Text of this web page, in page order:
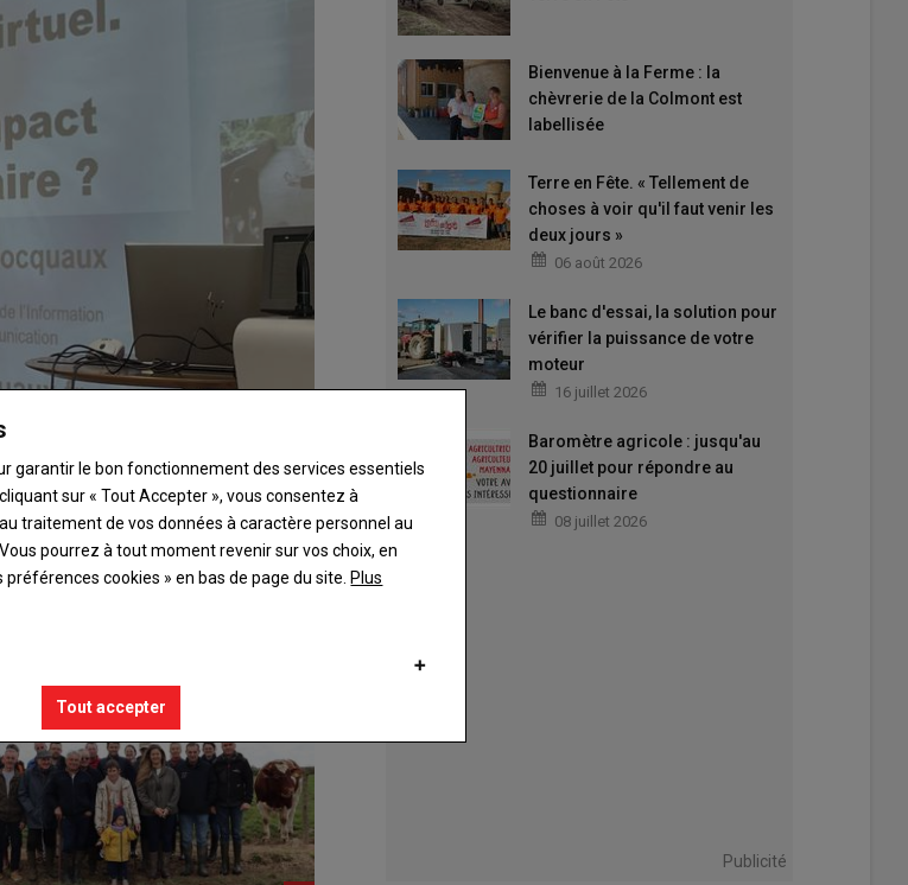
de la Mayenne a tenu…
Bienvenue à la Ferme : la
chèvrerie de la Colmont est
labellisée
Terre en Fête. « Tellement de
choses à voir qu'il faut venir les
deux jours »
06 août 2026
Le banc d'essai, la solution pour
vérifier la puissance de votre
moteur
16 juillet 2026
Baromètre agricole : jusqu'au
20 juillet pour répondre au
questionnaire
08 juillet 2026
Publicité
garantir le bon fonctionnement des services essentiels
sur « Tout Accepter », vous consentez à
traitement de vos données à caractère personnel au
pourrez à tout moment revenir sur vos choix, en
cookies » en bas de page du site. Plus
Tout accepter